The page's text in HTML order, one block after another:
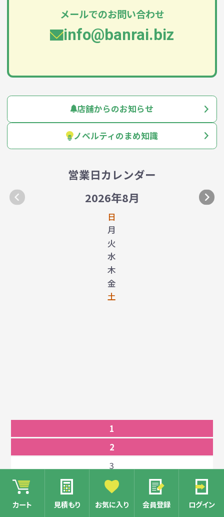
カート 見積もり お気に入り 会員登録 ログイン
メールでのお問い合わせ
info@banrai.biz
店舗からのお知らせ
ノベルティのまめ知識
営業日カレンダー
2026年8月
日
月
火
水
木
金
土
1
2
3
4
5